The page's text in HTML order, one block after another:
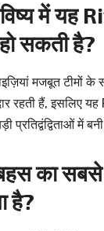
में यह
सकती है?
मजबूत टीमों के
रहती हैं, इसलिए
प्रतिद्वंद्विताओं में
का सबसे
है?